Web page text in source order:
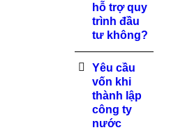
hỗ trợ quy
trình đầu
tư không?
Yêu cầu
vốn khi
thành lập
công ty
nước